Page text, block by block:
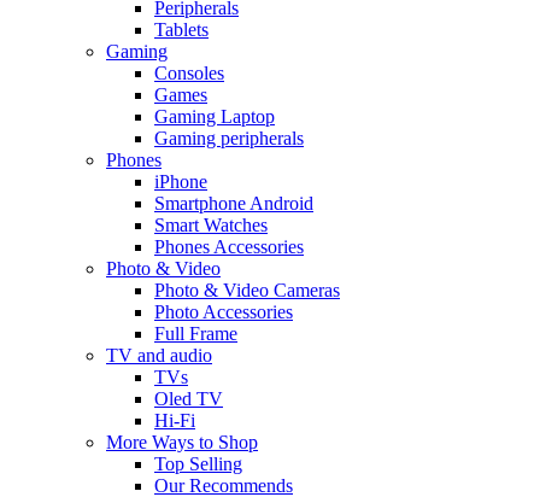
Peripherals
Tablets
Gaming
Consoles
Games
Gaming Laptop
Gaming peripherals
Phones
iPhone
Smartphone Android
Smart Watches
Phones Accessories
Photo & Video
Photo & Video Cameras
Photo Accessories
Full Frame
TV and audio
TVs
Oled TV
Hi-Fi
More Ways to Shop
Top Selling
Our Recommends